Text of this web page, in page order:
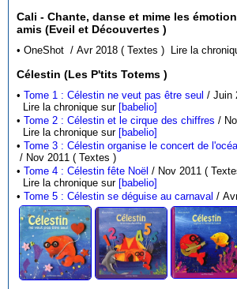
Cali - Chante, danse et mime les
amis (Eveil et Découvertes )
• OneShot / Avr 2018 ( Textes ) Lire la
Célestin (Les P'tits Totems )
•Tome 1 : Célestin ne veut pas être seul
Lire la chronique sur [babelio]
•Tome 2 : Célestin et le cirque des chiffres
Lire la chronique sur [babelio]
•Tome 3 : Célestin organise le concert de
/ Nov 2011 ( Textes )
•Tome 4 : Célestin fête Noël
/ Nov 2011 (
Lire la chronique sur [babelio]
•Tome 5 : Célestin se déguise au carnaval